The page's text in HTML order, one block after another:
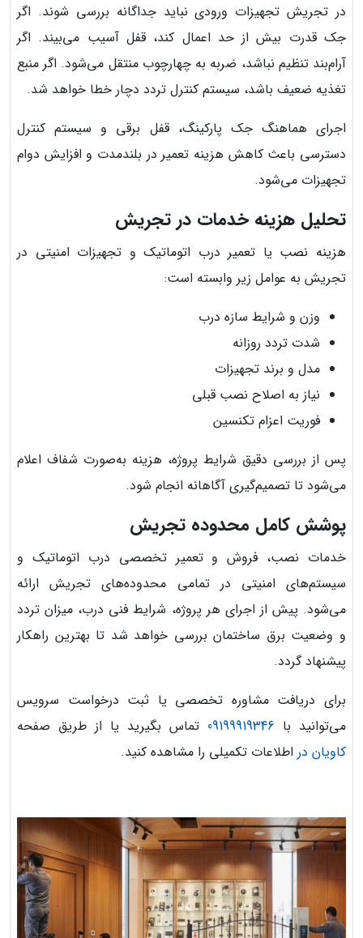
در تجریش تجهیزات ورودی نباید جداگانه بررسی شوند. اگر
جک قدرت بیش از حد اعمال کند، قفل آسیب می‌بیند. اگر
آرام‌بند تنظیم نباشد، ضربه به چهارچوب منتقل می‌شود. اگر منبع
تغذیه ضعیف باشد، سیستم کنترل تردد دچار خطا خواهد شد.
اجرای هماهنگ جک پارکینگ، قفل برقی و سیستم کنترل
دسترسی باعث کاهش هزینه تعمیر در بلندمدت و افزایش دوام
تجهیزات می‌شود.
تحلیل هزینه خدمات در تجریش
هزینه نصب یا تعمیر درب اتوماتیک و تجهیزات امنیتی در
تجریش به عوامل زیر وابسته است:
وزن و شرایط سازه درب
شدت تردد روزانه
مدل و برند تجهیزات
نیاز به اصلاح نصب قبلی
فوریت اعزام تکنسین
پس از بررسی دقیق شرایط پروژه، هزینه به‌صورت شفاف اعلام
می‌شود تا تصمیم‌گیری آگاهانه انجام شود.
پوشش کامل محدوده تجریش
خدمات نصب، فروش و تعمیر تخصصی درب اتوماتیک و
سیستم‌های امنیتی در تمامی محدوده‌های تجریش ارائه
می‌شود. پیش از اجرای هر پروژه، شرایط فنی درب، میزان تردد
و وضعیت برق ساختمان بررسی خواهد شد تا بهترین راهکار
پیشنهاد گردد.
برای دریافت مشاوره تخصصی یا ثبت درخواست سرویس
می‌توانید با 09199919346 تماس بگیرید یا از طریق صفحه
کاویان در اطلاعات تکمیلی را مشاهده کنید.